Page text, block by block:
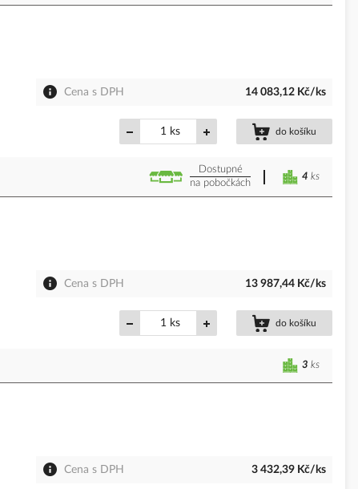
Cena s DPH 14 083,12 Kč/ks
ks do košíku
Dostupné
na pobočkách
4 ks
Cena s DPH 13 987,44 Kč/ks
ks do košíku
3 ks
Cena s DPH 3 432,39 Kč/ks